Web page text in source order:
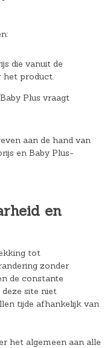
die vanuit de
het product.
Plus vraagt
aan de hand van
en Baby Plus-
en
tot
zonder
de constante
site niet
tijde afhankelijk van
het algemeen aan alle